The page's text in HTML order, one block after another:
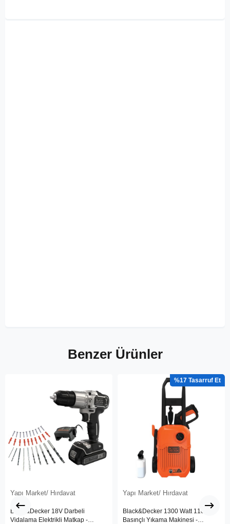
Benzer Ürünler
Yapı Market/ Hırdavat
Black&Decker 18V Darbeli
Vidalama Elektrikli Matkap -
Yapı Market/ Hırdavat
Black&Decker 1300 Watt 110 Bar
Basınçlı Yıkama Makinesi -
%17